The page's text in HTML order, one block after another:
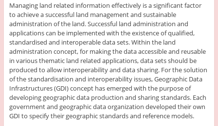
Managing land related information effectively is a significant factor
to achieve a successful land management and sustainable
administration of the land. Successful land administration and
applications can be implemented with the existence of qualified,
standardised and interoperable data sets. Within the land
administration concept, for making the data accessible and reusable
in various thematic land related applications, data sets should be
produced to allow interoperability and data sharing. For the solution
of the standardisation and interoperability issues, Geographic Data
Infrastructures (GDI) concept has emerged with the purpose of
developing geographic data production and sharing standards. Each
government and geographic data organization developed their own
GDI to specify their geographic standards and reference models.